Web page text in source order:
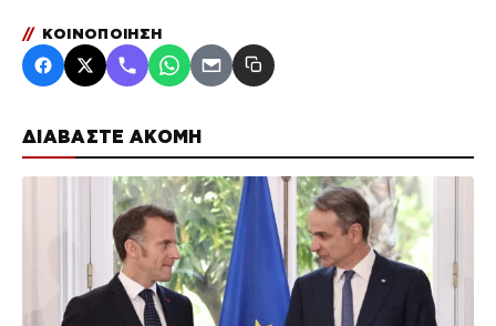
ΔΙΑΒΑΣΤΕ ΑΚΟΜΗ
// ΚΟΙΝΟΠΟΙΗΣΗ